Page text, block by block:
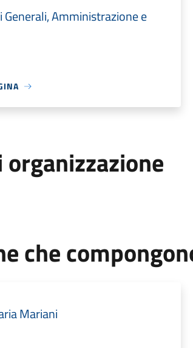
Amministrazione e
che
Mariani